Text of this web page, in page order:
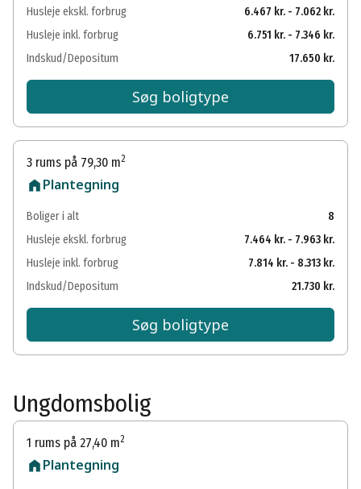
Husleje ekskl. forbrug
6.467 kr. - 7.062 kr.
Husleje inkl. forbrug
6.751 kr. - 7.346 kr.
Indskud/Depositum
17.650 kr.
Søg boligtype
3 rums på 79,30 m2
Plantegning
Boliger i alt
8
Husleje ekskl. forbrug
7.464 kr. - 7.963 kr.
Husleje inkl. forbrug
7.814 kr. - 8.313 kr.
Indskud/Depositum
21.730 kr.
Søg boligtype
Ungdomsbolig
1 rums på 27,40 m2
Plantegning